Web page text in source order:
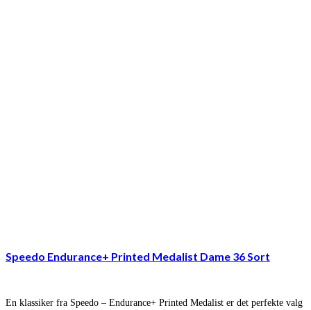
Speedo Endurance+ Printed Medalist Dame 36 Sort
En klassiker fra Speedo – Endurance+ Printed Medalist er det perfekte valg